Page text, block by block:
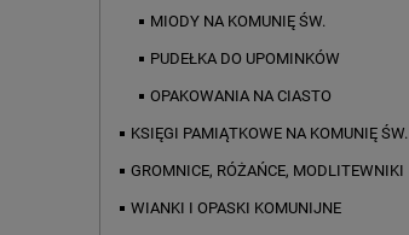
MIODY NA KOMUNIĘ ŚW.
PUDEŁKA DO UPOMINKÓW
OPAKOWANIA NA CIASTO
KSIĘGI PAMIĄTKOWE NA KOMUNIĘ ŚW.
GROMNICE, RÓŻAŃCE, MODLITEWNIKI
WIANKI I OPASKI KOMUNIJNE